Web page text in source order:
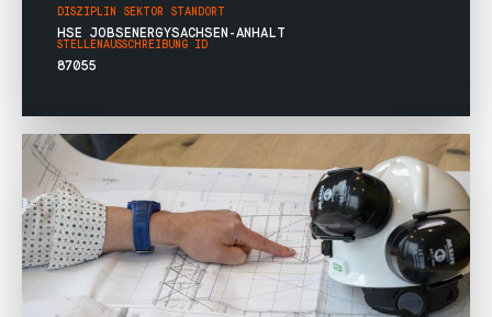
DISZIPLIN
HSE JOBS
SEKTOR
ENERGY
STANDORT
SACHSEN-ANHALT
STELLENAUSSCHREIBUNG ID
87055